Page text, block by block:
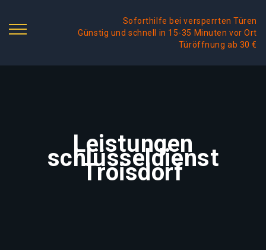
Soforthilfe bei versperrten Türen
Günstig und schnell in 15-35 Minuten vor Ort
Türöffnung ab 30 €
Leistungen
schlüsseldienst
Troisdorf